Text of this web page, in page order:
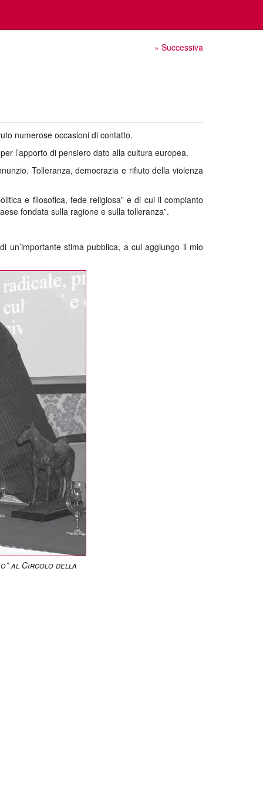
» Successiva
numerose occasioni di contatto.
l’apporto di pensiero dato alla cultura europea.
Tolleranza, democrazia e rifiuto della violenza
e filosofica, fede religiosa” e di cui il compianto
fondata sulla ragione e sulla tolleranza”.
stima pubblica, a cui aggiungo il mio
al Circolo della